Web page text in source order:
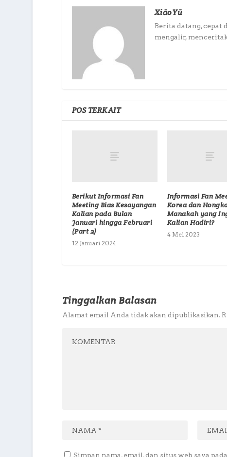
XiāoYū
Berita datang, cepat
mengalir,
POS TERKAIT
Berikut Informasi Fan
Meeting Bias Kesayangan
Kalian pada Bulan
Januari hingga Februari
(Part 2)
12 Januari 2024
Informasi Fan
Korea dan
Manakah yang
Kalian Hadiri?
4 Mei 2023
Tinggalkan Balasan
Alamat email Anda tidak akan dipublikasikan.
Simpan nama, email, dan situs web saya